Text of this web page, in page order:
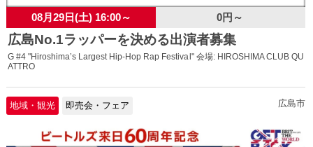
08月29日(土) 16:00～ 0円～
広島No.1ラッパーを決める出演者募集
G #4 "Hiroshima’s Largest Hip-Hop Rap Festival" 会場: HIROSHIMA CLUB QU
ATTRO
地域・観光 即売会・フェア 広島市